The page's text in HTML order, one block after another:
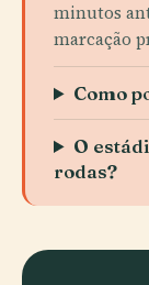
minutos
marcação
Como
O
rodas?